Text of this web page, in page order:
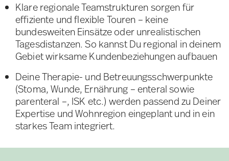
Klare regionale Teamstrukturen sorgen für
effiziente und flexible Touren – keine
bundesweiten Einsätze oder unrealistischen
Tagesdistanzen. So kannst Du regional in deinem
Gebiet wirksame Kundenbeziehungen aufbauen
Deine Therapie- und Betreuungsschwerpunkte
(Stoma, Wunde, Ernährung – enteral sowie
parenteral –, ISK etc.) werden passend zu Deiner
Expertise und Wohnregion eingeplant und in ein
starkes Team integriert.